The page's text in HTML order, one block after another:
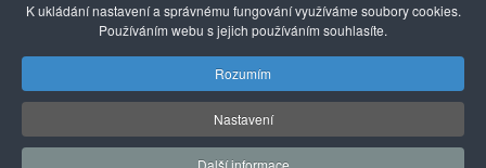
o celkovou přestavbu společnosti podle svých představ
(např. omezení volebního práva a jiných demokratických
svobod).
© 2026 Pražské centrum primární prevence
K ukládání nastavení a správnému fungování využíváme soubory cookies.
Používáním webu s jejich používáním souhlasíte.
Rozumím
Nastavení
Další informace